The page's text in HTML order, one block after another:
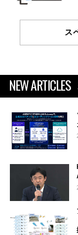
ス
NEW ARTICLES